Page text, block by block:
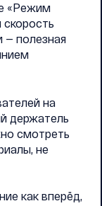
«Режим
— полезная
на
держатель
смотреть
не
как вперёд,